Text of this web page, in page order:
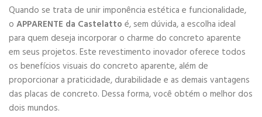
Quando se trata de unir imponência estética e funcionalidade,
o APPARENTE da Castelatto é, sem dúvida, a escolha ideal
para quem deseja incorporar o charme do concreto aparente
em seus projetos. Este revestimento inovador oferece todos
os benefícios visuais do concreto aparente, além de
proporcionar a praticidade, durabilidade e as demais vantagens
das placas de concreto. Dessa forma, você obtém o melhor dos
dois mundos.